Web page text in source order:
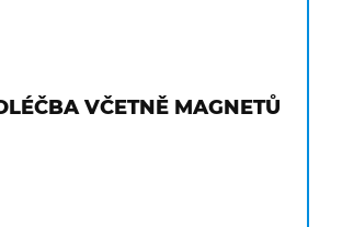
VČETNĚ MAGNETŮ